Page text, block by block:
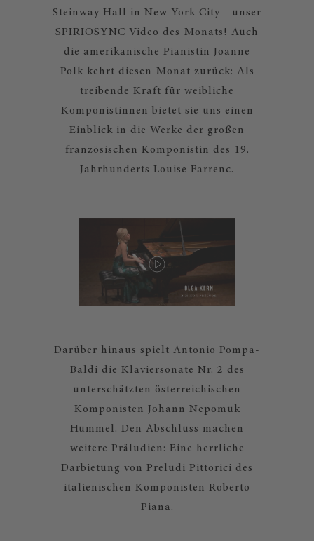
Steinway Hall in New York City - unser
SPIRIOSYNC Video des Monats! Auch
die amerikanische Pianistin Joanne
Polk kehrt diesen Monat zurück: Als
treibende Kraft für weibliche
Komponistinnen bietet sie uns einen
Einblick in die Werke der großen
französischen Komponistin des 19.
Jahrhunderts Louise Farrenc.
Darüber hinaus spielt Antonio Pompa-
Baldi die Klaviersonate Nr. 2 des
unterschätzten österreichischen
Komponisten Johann Nepomuk
Hummel. Den Abschluss machen
weitere Präludien: Eine herrliche
Darbietung von Preludi Pittorici des
italienischen Komponisten Roberto
Piana.